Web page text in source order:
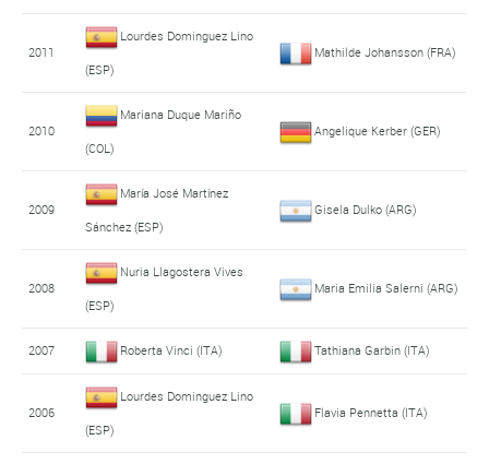
2011
Lourdes Dominguez Lino
(ESP)
Mathilde Johansson (FRA)
2010
Mariana Duque Mariño
(COL)
Angelique Kerber (GER)
2009
María José Martínez
Sánchez (ESP)
Gisela Dulko (ARG)
2008
Nuria Llagostera Vives
(ESP)
Maria Emilia Salerni (ARG)
2007 Roberta Vinci (ITA) Tathiana Garbin (ITA)
2006
Lourdes Dominguez Lino
(ESP)
Flavia Pennetta (ITA)